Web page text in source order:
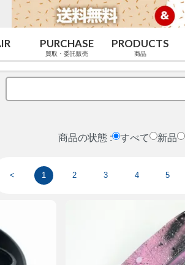
PURCHASE
買取・委託販売
PRODUCTS
商品
商品の状態 : すべて 新品
< 1 2 3 4 5